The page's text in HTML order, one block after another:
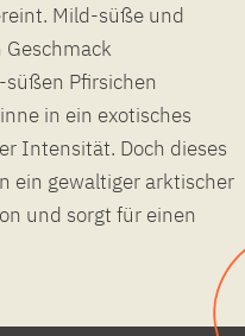
Mild-süße und
Pfirsichen
in ein exotisches
Intensität. Doch dieses
ein gewaltiger arktischer
und sorgt für einen